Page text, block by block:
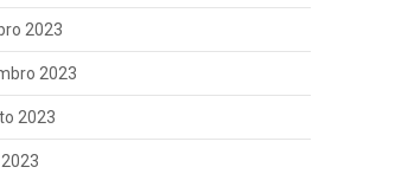
2023
2023
2023